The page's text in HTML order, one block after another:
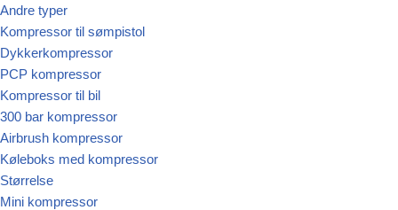
Andre typer
Kompressor til sømpistol
Dykkerkompressor
PCP kompressor
Kompressor til bil
300 bar kompressor
Airbrush kompressor
Køleboks med kompressor
Størrelse
Mini kompressor